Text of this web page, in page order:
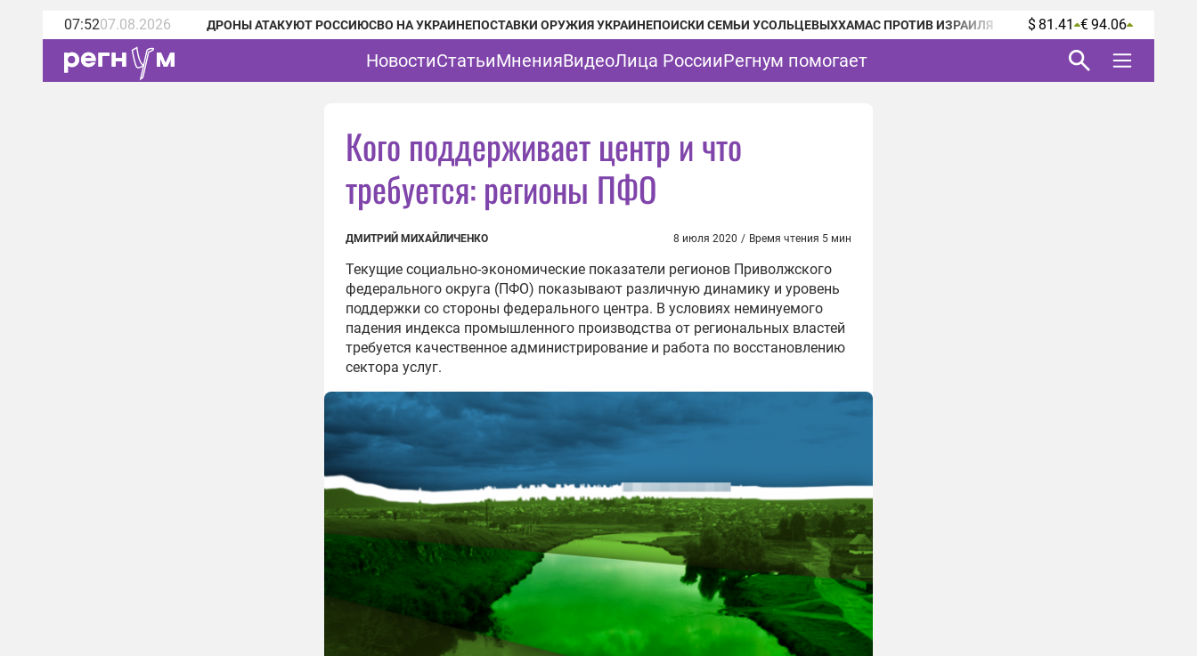
07:5207.08.2026 ДРОНЫ АТАКУЮТ РОССИЮСВО НА УКРАИНЕПОСТАВКИ ОРУЖИЯ УКРАИНЕПОИСКИ СЕМЬИ УСОЛЬЦЕВЫХХАМАС ПРОТИВ ИЗРАИЛЯ $ 81.41 € 94.06
НовостиСтатьиМненияВидеоЛица РоссииРегнум помогает
Кого поддерживает центр и что
требуется: регионы ПФО
ДМИТРИЙ МИХАЙЛИЧЕНКО 8 июля 2020 / Время чтения 5 мин
Текущие социально-экономические показатели регионов Приволжского
федерального округа (ПФО) показывают различную динамику и уровень
поддержки со стороны федерального центра. В условиях неминуемого
падения индекса промышленного производства от региональных властей
требуется качественное администрирование и работа по восстановлению
сектора услуг.